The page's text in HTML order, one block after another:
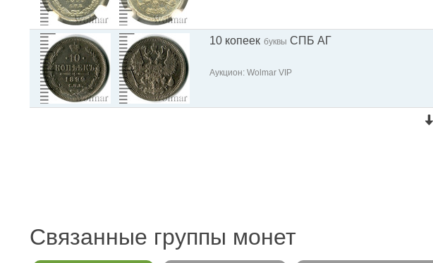
10 копеек буквы СПБ АГ
Аукцион: Wolmar VIP
Связанные группы монет